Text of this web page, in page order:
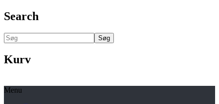
Search
Søg
Kurv
Menu